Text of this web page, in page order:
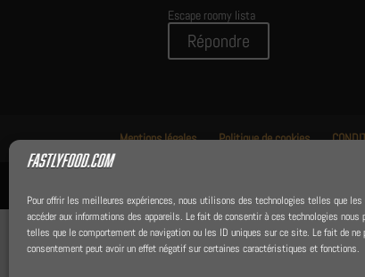
Pour offrir les meilleures expériences, nous utilisons des technologies telles que
accéder aux informations des appareils. Le fait de consentir à ces technologies nous
telles que le comportement de navigation ou les ID uniques sur ce site. Le fait de ne
consentement peut avoir un effet négatif sur certaines caractéristiques et fonctions.
Escape roomy lista
Répondre
Mentions légales Politique de cookies